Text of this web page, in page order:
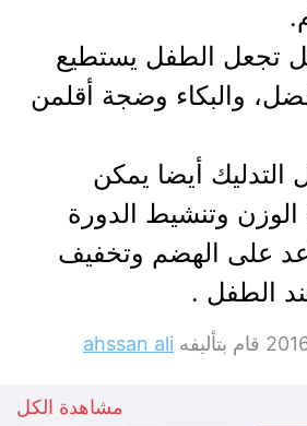
تجعل الطفل يستطيع
والبكاء وضجة أقلمن
التدليك أيضا يمكن
وتنشيط الدورة
على الهضم وتخفيف
الطفل .
قام بتأليفه ahssan ali
مشاهدة الكل